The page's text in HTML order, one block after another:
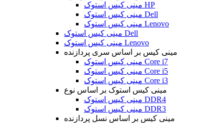
مینی کیس استوک HP
مینی کیس استوک Dell
مینی کیس استوک Lenovo
مینی کیس استوک Dell
مینی کیس استوک Lenovo
مینی کیس بر اساس سری پردازنده
مینی کیس استوک Core i7
مینی کیس استوک Core i5
مینی کیس استوک Core i3
مینی کیس استوک بر اساس نوع
مینی کیس استوک DDR4
مینی کیس استوک DDR3
مینی کیس بر اساس نسل پردازنده